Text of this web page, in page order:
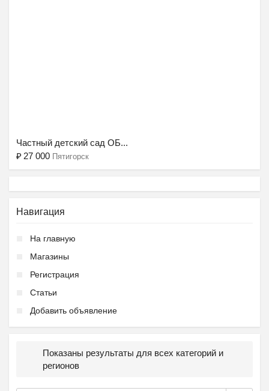
Частный детский сад ОБ...
₽ 27 000 Пятигорск
Частная школа ОБРАЗОВА...
Навигация
На главную
Магазины
Регистрация
Статьи
Добавить объявление
Показаны результаты для всех категорий и
регионов